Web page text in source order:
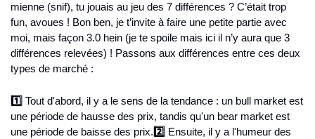
mienne (snif), tu jouais au jeu des 7 différences ? C’était trop
fun, avoues ! Bon ben, je t’invite à faire une petite partie avec
moi, mais façon 3.0 hein (je te spoile mais ici il n’y aura que 3
différences relevées) ! Passons aux différences entre ces deux
types de marché :
1️⃣ Tout d'abord, il y a le sens de la tendance : un bull market est
une période de hausse des prix, tandis qu'un bear market est
une période de baisse des prix. 2️⃣ Ensuite, il y a l'humeur des